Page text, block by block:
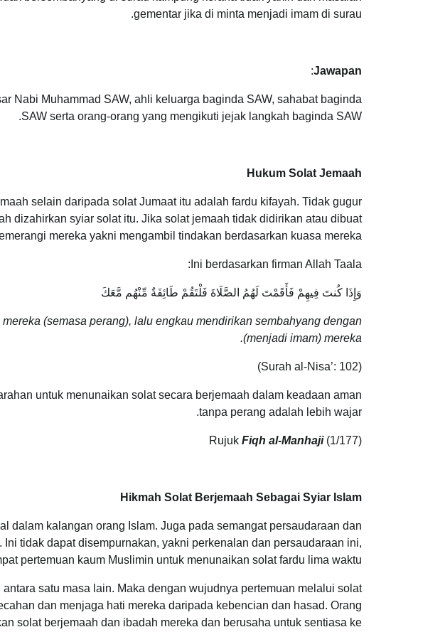
gementar jika di minta menjadi imam di surau.
Jawapan
:
Nabi Muhammad SAW, ahli keluarga baginda SAW, sahabat baginda
SAW serta orang-orang yang mengikuti jejak langkah baginda SAW.
Hukum Solat Jemaah
selain daripada solat Jumaat itu adalah fardu kifayah. Tidak gugur
dizahirkan syiar solat itu. Jika solat jemaah tidak didirikan atau dibuat
mereka yakni mengambil tindakan berdasarkan kuasa mereka.
Ini berdasarkan firman Allah Taala:
وَإِذَا كُنتَ فِيهِمْ فَأَقَمْتَ لَهُمُ الصَّلَاةَ فَلْتَقُمْ طَائِفَةٌ مِّنْهُم مَّعَكَ
(semasa perang), lalu engkau mendirikan sembahyang dengan
(menjadi imam) mereka.
(Surah al-Nisa’: 102)
untuk menunaikan solat secara berjemaah dalam keadaan aman
tanpa perang adalah lebih wajar.
Rujuk Fiqh al-Manhaji(1/177)
Hikmah Solat Berjemaah Sebagai Syiar Islam
dalam kalangan orang Islam. Juga pada semangat persaudaraan dan
tidak dapat disempurnakan, yakni perkenalan dan persaudaraan ini,
pertemuan kaum Muslimin untuk menunaikan solat fardu lima waktu.
satu masa lain. Maka dengan wujudnya pertemuan melalui solat
dan menjaga hati mereka daripada kebencian dan hasad. Orang
solat berjemaah dan ibadah mereka dan berusaha untuk sentiasa ke